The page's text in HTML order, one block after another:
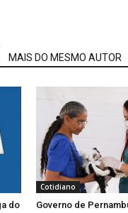
MAIS DO MESMO AUTOR
do
Cotidiano
Governo de